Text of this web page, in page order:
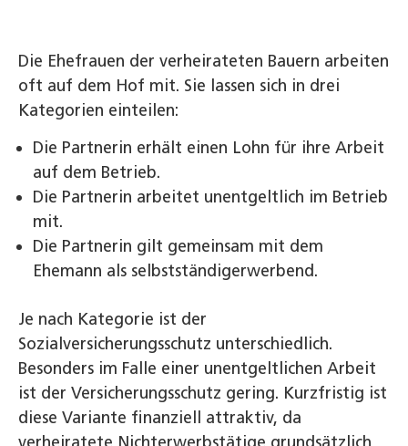
Die Ehefrauen der verheirateten Bauern arbeiten
oft auf dem Hof mit. Sie lassen sich in drei
Kategorien einteilen:
Die Partnerin erhält einen Lohn für ihre Arbeit
auf dem Betrieb.
Die Partnerin arbeitet unentgeltlich im Betrieb
mit.
Die Partnerin gilt gemeinsam mit dem
Ehemann als selbstständigerwerbend.
Je nach Kategorie ist der
Sozialversicherungsschutz unterschiedlich.
Besonders im Falle einer unentgeltlichen Arbeit
ist der Versicherungsschutz gering. Kurzfristig ist
diese Variante finanziell attraktiv, da